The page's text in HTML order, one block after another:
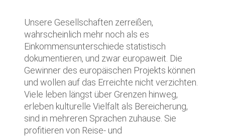
Unsere Gesellschaften zerreißen,
wahrscheinlich mehr noch als es
Einkommensunterschiede statistisch
dokumentieren, und zwar europaweit. Die
Gewinner des europäischen Projekts können
und wollen auf das Erreichte nicht verzichten.
Viele leben längst über Grenzen hinweg,
erleben kulturelle Vielfalt als Bereicherung,
sind in mehreren Sprachen zuhause. Sie
profitieren von Reise- und